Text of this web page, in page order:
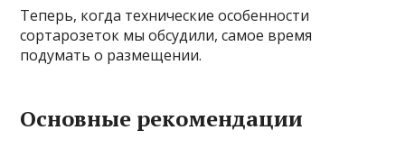
Теперь, когда технические особенности
сортарозеток мы обсудили, самое время
подумать о размещении.
Основные рекомендации